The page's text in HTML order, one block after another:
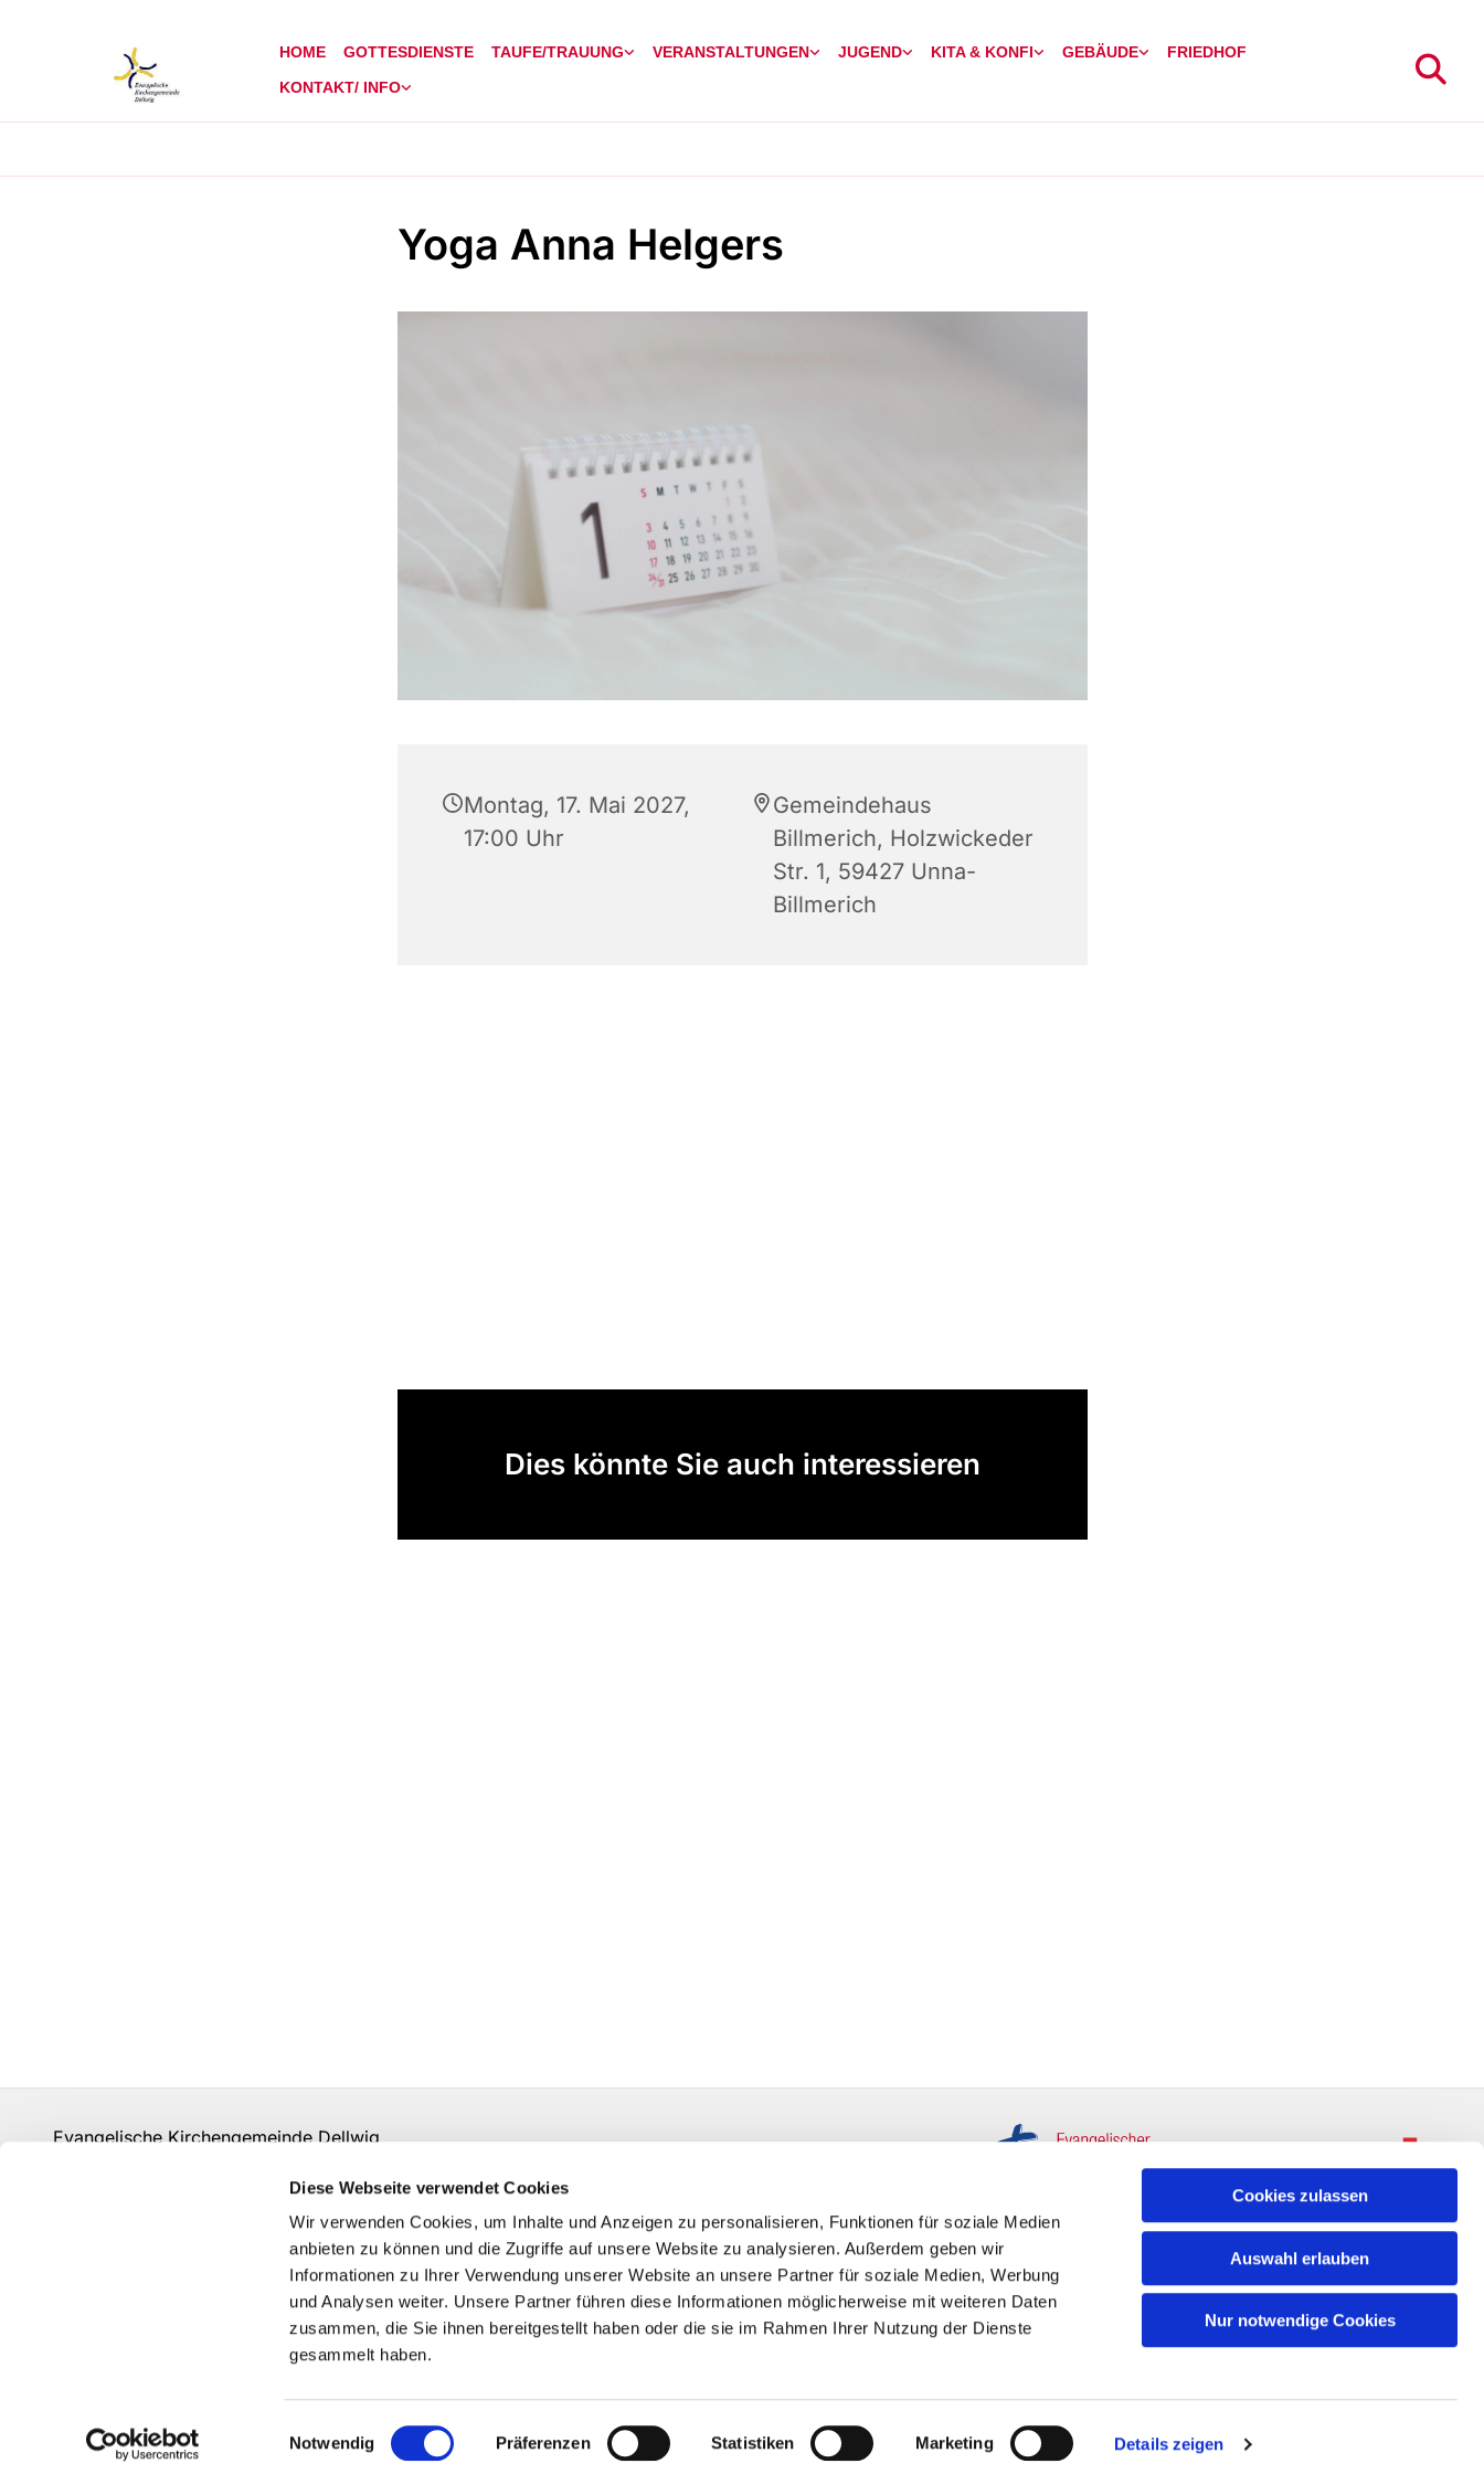
Diese Webseite verwendet Cookies
Wir verwenden Cookies, um Inhalte und Anzeigen zu personalisieren, Funktionen für soziale Medien
anbieten zu können und die Zugriffe auf unsere Website zu analysieren. Außerdem geben wir
Informationen zu Ihrer Verwendung unserer Website an unsere Partner für soziale Medien, Werbung
und Analysen weiter. Unsere Partner führen diese Informationen möglicherweise mit weiteren Daten
zusammen, die Sie ihnen bereitgestellt haben oder die sie im Rahmen Ihrer Nutzung der Dienste
gesammelt haben.
Einwilligungsauswahl
Notwendig Präferenzen Statistiken Marketing Details zeigen
Cookies zulassen
Auswahl erlauben
Nur notwendige Cookies
HOME GOTTESDIENSTE TAUFE/TRAUUNG VERANSTALTUNGEN JUGEND KITA & KONFI GEBÄUDE
FRIEDHOF
KONTAKT/ INFO
Yoga Anna Helgers
Montag, 17. Mai 2027,
17:00 Uhr
Gemeindehaus
Billmerich, Holzwickeder
Str. 1, 59427 Unna-
Billmerich
Dies könnte Sie auch interessieren
Evangelische Kirchengemeinde Dellwig
Grundsätze der Datenverarbeitung